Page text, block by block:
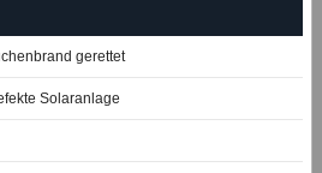
gerettet
Solaranlage